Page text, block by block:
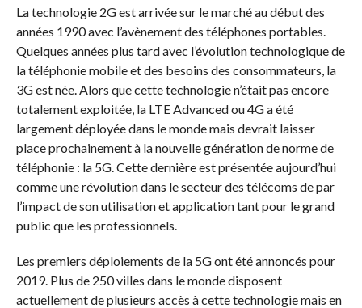
La technologie 2G est arrivée sur le marché au début des
années 1990 avec l’avènement des téléphones portables.
Quelques années plus tard avec l’évolution technologique de
la téléphonie mobile et des besoins des consommateurs, la
3G est née. Alors que cette technologie n’était pas encore
totalement exploitée, la LTE Advanced ou 4G a été
largement déployée dans le monde mais devrait laisser
place prochainement à la nouvelle génération de norme de
téléphonie : la 5G. Cette dernière est présentée aujourd’hui
comme une révolution dans le secteur des télécoms de par
l’impact de son utilisation et application tant pour le grand
public que les professionnels.
Les premiers déploiements de la 5G ont été annoncés pour
2019. Plus de 250 villes dans le monde disposent
actuellement de plusieurs accès à cette technologie mais en